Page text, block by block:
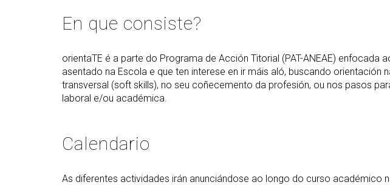
En que consiste?
orientaTE é a parte do Programa de Acción Titorial (PAT-ANEAE) enfocada
asentado na Escola e que ten interese en ir máis aló, buscando orientación
transversal (soft skills), no seu coñecemento da profesión, ou nos pasos
laboral e/ou académica.
Calendario
As diferentes actividades irán anunciándose ao longo do curso académico